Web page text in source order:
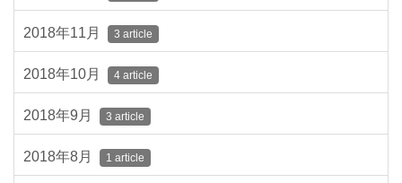
2018年11月 3 article
2018年10月 4 article
2018年9月 3 article
2018年8月 1 article